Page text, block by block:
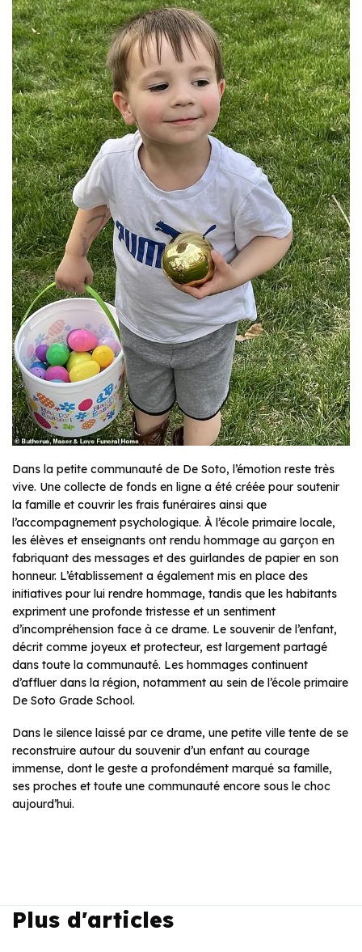
Dans la petite communauté de De Soto, l’émotion reste très
vive. Une collecte de fonds en ligne a été créée pour soutenir
la famille et couvrir les frais funéraires ainsi que
l’accompagnement psychologique. À l’école primaire locale,
les élèves et enseignants ont rendu hommage au garçon en
fabriquant des messages et des guirlandes de papier en son
honneur. L’établissement a également mis en place des
initiatives pour lui rendre hommage, tandis que les habitants
expriment une profonde tristesse et un sentiment
d’incompréhension face à ce drame. Le souvenir de l’enfant,
décrit comme joyeux et protecteur, est largement partagé
dans toute la communauté. Les hommages continuent
d’affluer dans la région, notamment au sein de l’école primaire
De Soto Grade School.
Dans le silence laissé par ce drame, une petite ville tente de se
reconstruire autour du souvenir d’un enfant au courage
immense, dont le geste a profondément marqué sa famille,
ses proches et toute une communauté encore sous le choc
aujourd’hui.
Plus d'articles